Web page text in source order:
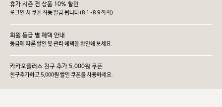
휴가 시즌 전 상품 10% 할인
로그인 시 쿠폰 자동 발급 됩니다(8.1~8.9 까지)
회원 등급 별 혜택 안내
등급에 따른 할인 및 관리 헤택을 확인해 보세요.
카카오플러스 친구 추가 5,000원 쿠폰
친구추가하고 5,000원 할인 쿠폰을 사용하세요.